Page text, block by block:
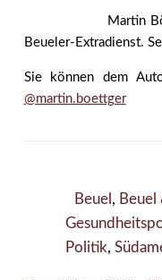
Martin
Beueler-Extradienst.
Sie können dem
@martin.boettger
Beuel , Beuel
Politik,